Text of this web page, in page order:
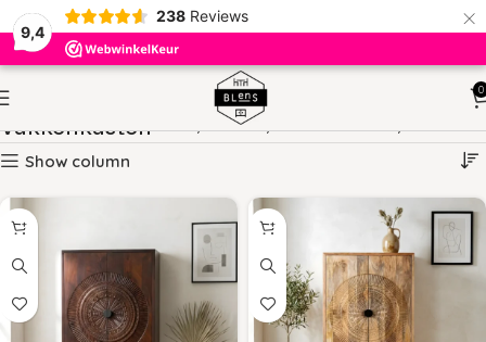
9,4
238 Reviews ×
0
VakkenkastenHOME KASTEN VAKKENKASTEN PAGINA 2
Show column